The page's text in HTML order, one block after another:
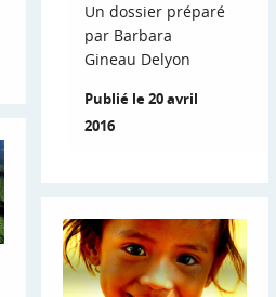
Un dossier préparé
par Barbara
Gineau Delyon
Publié le 20 avril
2016